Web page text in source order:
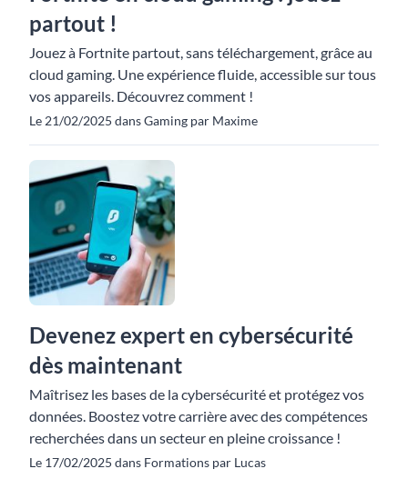
partout !
Jouez à Fortnite partout, sans téléchargement, grâce au
cloud gaming. Une expérience fluide, accessible sur tous
vos appareils. Découvrez comment !
Le 21/02/2025 dans Gaming par Maxime
Devenez expert en cybersécurité
dès maintenant
Maîtrisez les bases de la cybersécurité et protégez vos
données. Boostez votre carrière avec des compétences
recherchées dans un secteur en pleine croissance !
Le 17/02/2025 dans Formations par Lucas